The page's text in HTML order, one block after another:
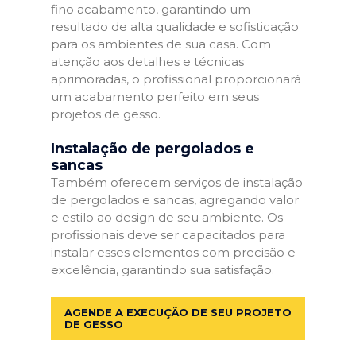
fino acabamento, garantindo um
resultado de alta qualidade e sofisticação
para os ambientes de sua casa. Com
atenção aos detalhes e técnicas
aprimoradas, o profissional proporcionará
um acabamento perfeito em seus
projetos de gesso.
Instalação de pergolados e
sancas
Também oferecem serviços de instalação
de pergolados e sancas, agregando valor
e estilo ao design de seu ambiente. Os
profissionais deve ser capacitados para
instalar esses elementos com precisão e
excelência, garantindo sua satisfação.
AGENDE A EXECUÇÃO DE SEU PROJETO
DE GESSO